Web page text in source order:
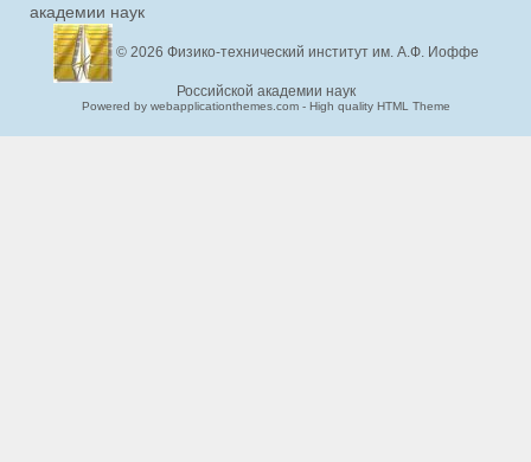
академии наук
© 2026 Физико-технический институт им. А.Ф. Иоффе
Российской академии наук
Powered by webapplicationthemes.com - High quality HTML Theme